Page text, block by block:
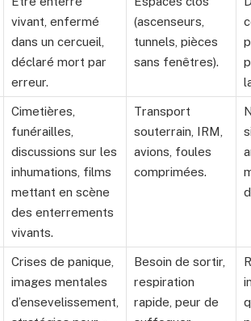
vivant, enfermé
dans un cercueil,
déclaré mort par
erreur.
(ascenseurs,
tunnels, pièces
sans fenêtres).
Cimetières,
funérailles,
discussions sur les
inhumations, films
mettant en scène
des enterrements
vivants.
Transport
souterrain, IRM,
avions, foules
comprimées.
Crises de panique,
images mentales
d’ensevelissement,
Besoin de sortir,
respiration
rapide, peur de